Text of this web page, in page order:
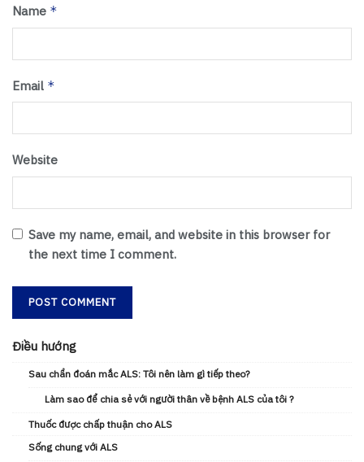
Name *
Email *
Website
Save my name, email, and website in this browser for
the next time I comment.
Điều hướng
Sau chẩn đoán mắc ALS: Tôi nên làm gì tiếp theo?
Làm sao để chia sẻ với người thân về bệnh ALS của tôi ?
Thuốc được chấp thuận cho ALS
Sống chung với ALS